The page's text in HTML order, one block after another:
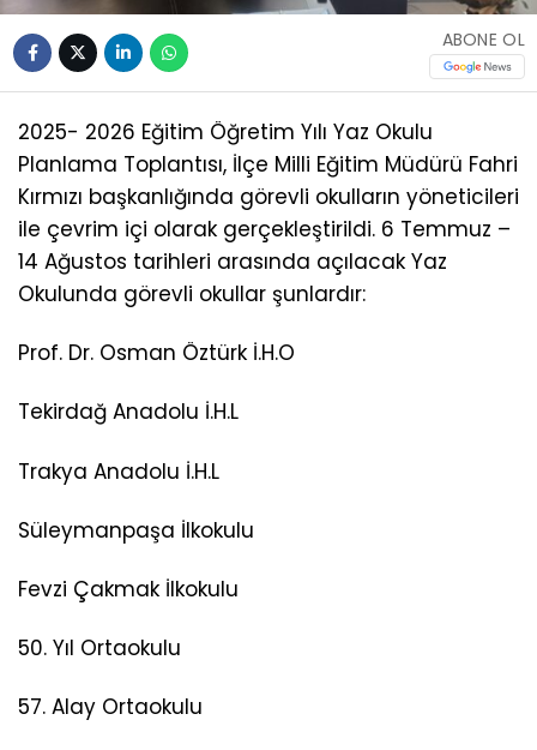
ABONE OL
2025- 2026 Eğitim Öğretim Yılı Yaz Okulu
Planlama Toplantısı, İlçe Milli Eğitim Müdürü Fahri
Kırmızı başkanlığında görevli okulların yöneticileri
ile çevrim içi olarak gerçekleştirildi. 6 Temmuz –
14 Ağustos tarihleri arasında açılacak Yaz
Okulunda görevli okullar şunlardır:
Prof. Dr. Osman Öztürk İ.H.O
Tekirdağ Anadolu İ.H.L
Trakya Anadolu İ.H.L
Süleymanpaşa İlkokulu
Fevzi Çakmak İlkokulu
50. Yıl Ortaokulu
57. Alay Ortaokulu